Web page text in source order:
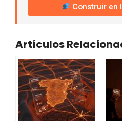
Construir en
Artículos